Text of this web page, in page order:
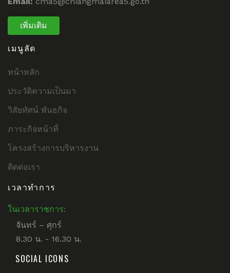
เพิ่มเติม
เมนูลัด
หน้าหลัก
ประวัติความเป็นมา
วิสัยทัศน์ พันธกิจ
ภาระกิจหน้าที่
โครงสร้างการบริหารงาน
ติดต่อเรา
เวลาทำการ
ในเวลาราชการ:
จันทร์ – ศุกร์
8.30 น. - 16.30 น.
SOCIAL ICONS